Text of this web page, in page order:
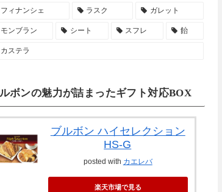
フィナンシェ ラスク ガレット
モンブラン シート スフレ 飴
カステラ
ボンの魅力が詰まったギフト対応BOX
ブルボン ハイセレクション
HS-G
posted with カエレバ
楽天市場で見る